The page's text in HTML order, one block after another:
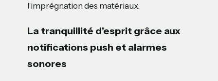
l’imprégnation des matériaux.
La tranquillité d’esprit grâce aux
notifications push et alarmes
sonores